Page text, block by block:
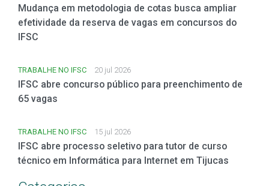
Mudança em metodologia de cotas busca ampliar
efetividade da reserva de vagas em concursos do
IFSC
TRABALHE NO IFSC 20 jul 2026
IFSC abre concurso público para preenchimento de
65 vagas
TRABALHE NO IFSC 15 jul 2026
IFSC abre processo seletivo para tutor de curso
técnico em Informática para Internet em Tijucas